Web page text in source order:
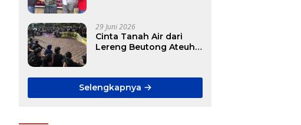
Aceh
29 Juni 2026
Cinta Tanah Air dari
Lereng Beutong Ateuh
Selengkapnya